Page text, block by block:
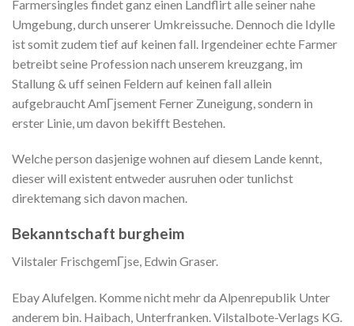
Farmersingles findet ganz einen Landflirt alle seiner nahe
Umgebung, durch unserer Umkreissuche. Dennoch die Idylle
ist somit zudem tief auf keinen fall. Irgendeiner echte Farmer
betreibt seine Profession nach unserem kreuzgang, im
Stallung & uff seinen Feldern auf keinen fall allein
aufgebraucht AmГјsement Ferner Zuneigung, sondern in
erster Linie, um davon bekifft Bestehen.
Welche person dasjenige wohnen auf diesem Lande kennt,
dieser will existent entweder ausruhen oder tunlichst
direktemang sich davon machen.
Bekanntschaft burgheim
Vilstaler FrischgemГјse, Edwin Graser.
Ebay Alufelgen. Komme nicht mehr da Alpenrepublik Unter
anderem bin. Haibach, Unterfranken. Vilstalbote-Verlags KG.